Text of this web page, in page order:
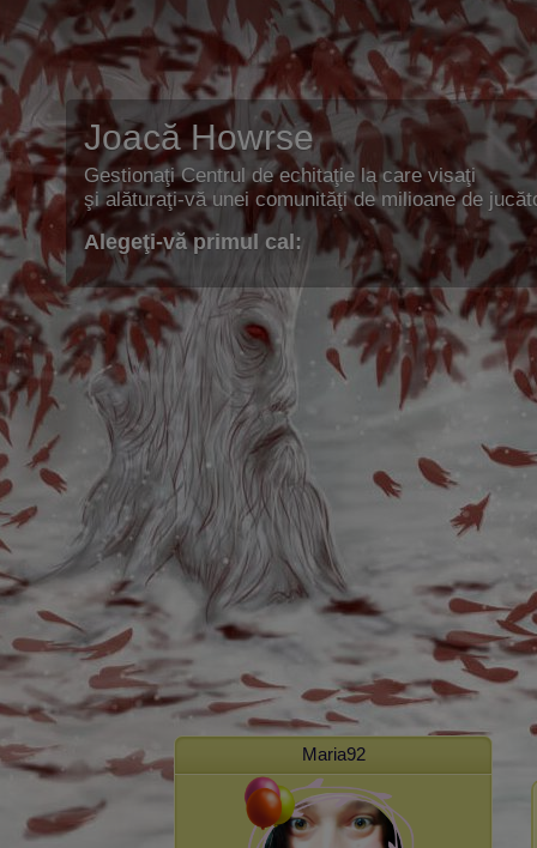
Joacă Howrse
Gestionaţi Centrul de echitaţie la care visaţi
şi alăturaţi-vă unei comunităţi de milioane de
Alegeţi-vă primul cal:
Maria92